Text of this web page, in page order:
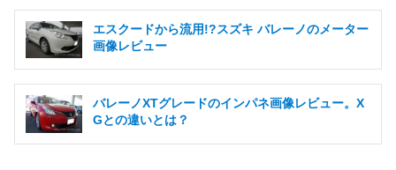
エスクードから流用!?スズキ バレーノのメーター
画像レビュー
バレーノXTグレードのインパネ画像レビュー。X
Gとの違いとは？